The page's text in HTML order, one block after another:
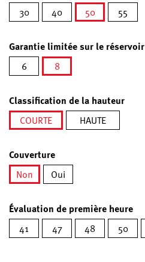
30
40
50
55
Garantie limitée sur le réservoir
6
8
Classification de la hauteur
COURTE
HAUTE
Couverture
Non
Oui
Évaluation de première heure
41 47 48 50